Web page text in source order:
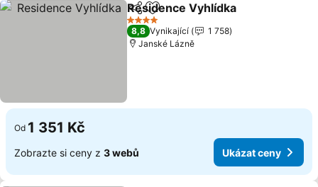
SdíletPřidat na seznam oblíbených
Residence Vyhlídka
4 Počet hvězdiček
8,8 Vynikající
1 758
Janské Lázně
Od 1 351 Kč
Zobrazte si ceny z 3 webů Ukázat ceny